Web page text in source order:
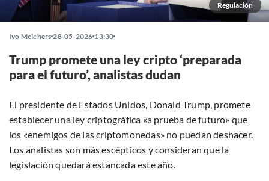
Regulación
Ivo Melchers 28-05-2026 13:30
Trump promete una ley cripto ‘preparada
para el futuro’, analistas dudan
El presidente de Estados Unidos, Donald Trump, promete
establecer una ley criptográfica «a prueba de futuro» que
los «enemigos de las criptomonedas» no puedan deshacer.
Los analistas son más escépticos y consideran que la
legislación quedará estancada este año.